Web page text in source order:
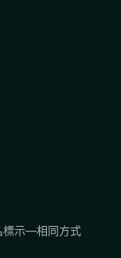
標示—相同方式